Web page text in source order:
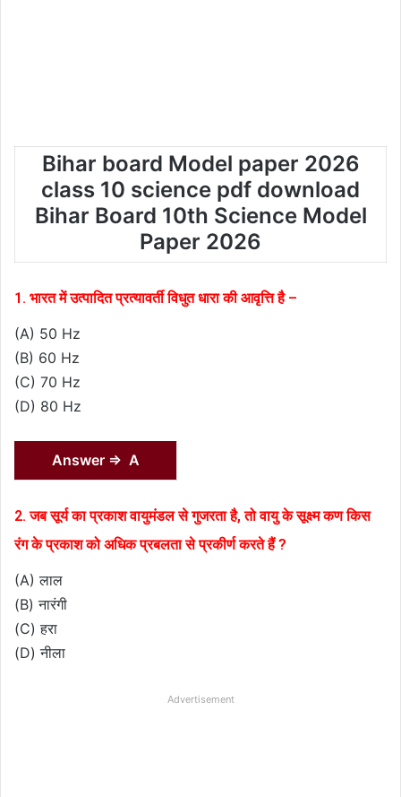
Bihar board Model paper 2026
class 10 science pdf download
Bihar Board 10th Science Model
Paper 2026
1. भारत में उत्पादित प्रत्यावर्ती विधुत धारा की आवृत्ति है –
(A) 50 Hz
(B) 60 Hz
(C) 70 Hz
(D) 80 Hz
Answer ⇒ A
2. जब सूर्य का प्रकाश वायुमंडल से गुजरता है, तो वायु के सूक्ष्म कण किस
रंग के प्रकाश को अधिक प्रबलता से प्रकीर्ण करते हैं ?
(A) लाल
(B) नारंगी
(C) हरा
(D) नीला
Advertisement